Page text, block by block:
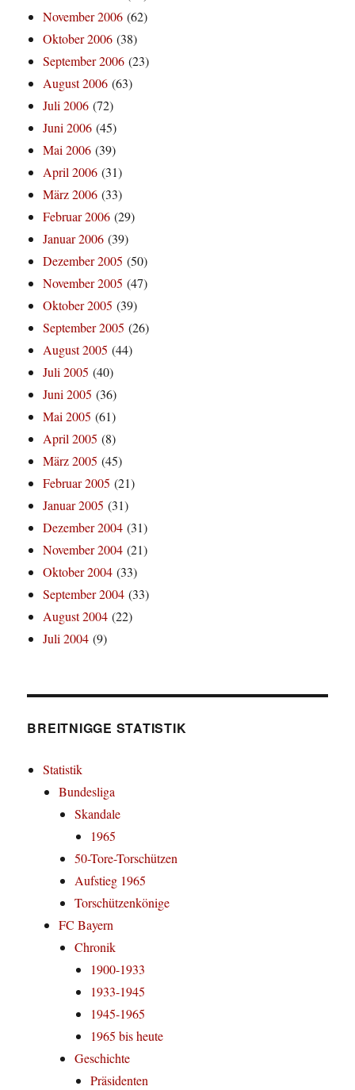
November 2006 (62)
Oktober 2006 (38)
September 2006 (23)
August 2006 (63)
Juli 2006 (72)
Juni 2006 (45)
Mai 2006 (39)
April 2006 (31)
März 2006 (33)
Februar 2006 (29)
Januar 2006 (39)
Dezember 2005 (50)
November 2005 (47)
Oktober 2005 (39)
September 2005 (26)
August 2005 (44)
Juli 2005 (40)
Juni 2005 (36)
Mai 2005 (61)
April 2005 (8)
März 2005 (45)
Februar 2005 (21)
Januar 2005 (31)
Dezember 2004 (31)
November 2004 (21)
Oktober 2004 (33)
September 2004 (33)
August 2004 (22)
Juli 2004 (9)
BREITNIGGE STATISTIK
Statistik
Bundesliga
Skandale
1965
50-Tore-Torschützen
Aufstieg 1965
Torschützenkönige
FC Bayern
Chronik
1900-1933
1933-1945
1945-1965
1965 bis heute
Geschichte
Präsidenten